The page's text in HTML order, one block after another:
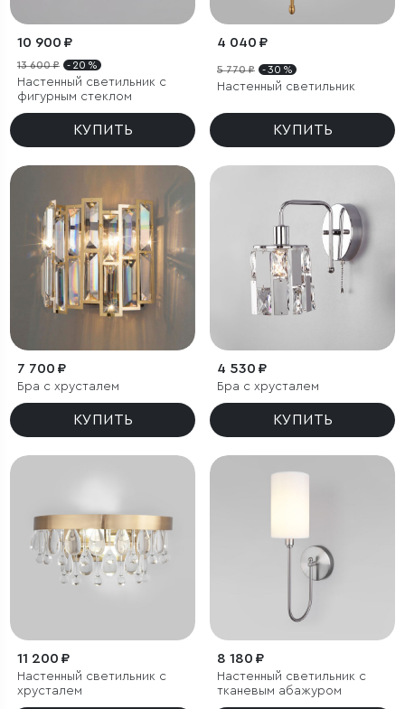
10 900 ₽
13 600 ₽ - 20 %
Настенный светильник с
фигурным стеклом
КУПИТЬ
4 040 ₽
5 770 ₽ - 30 %
Настенный светильник
КУПИТЬ
7 700 ₽
Бра с хрусталем
КУПИТЬ
4 530 ₽
Бра с хрусталем
КУПИТЬ
11 200 ₽
Настенный светильник с
хрусталем
8 180 ₽
Настенный светильник с
тканевым абажуром